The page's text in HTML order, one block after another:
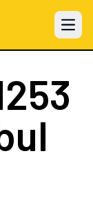
Open